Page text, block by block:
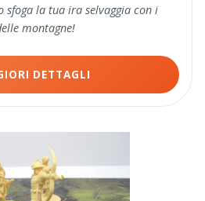
sfoga la tua ira selvaggia con i
montagne!
DETTAGLI